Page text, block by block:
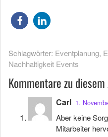
Schlagwörter: Eventplanung,
Nachhaltigkeit Events
Kommentare zu
Carl 1.
Aber keine
Mitarbeiter